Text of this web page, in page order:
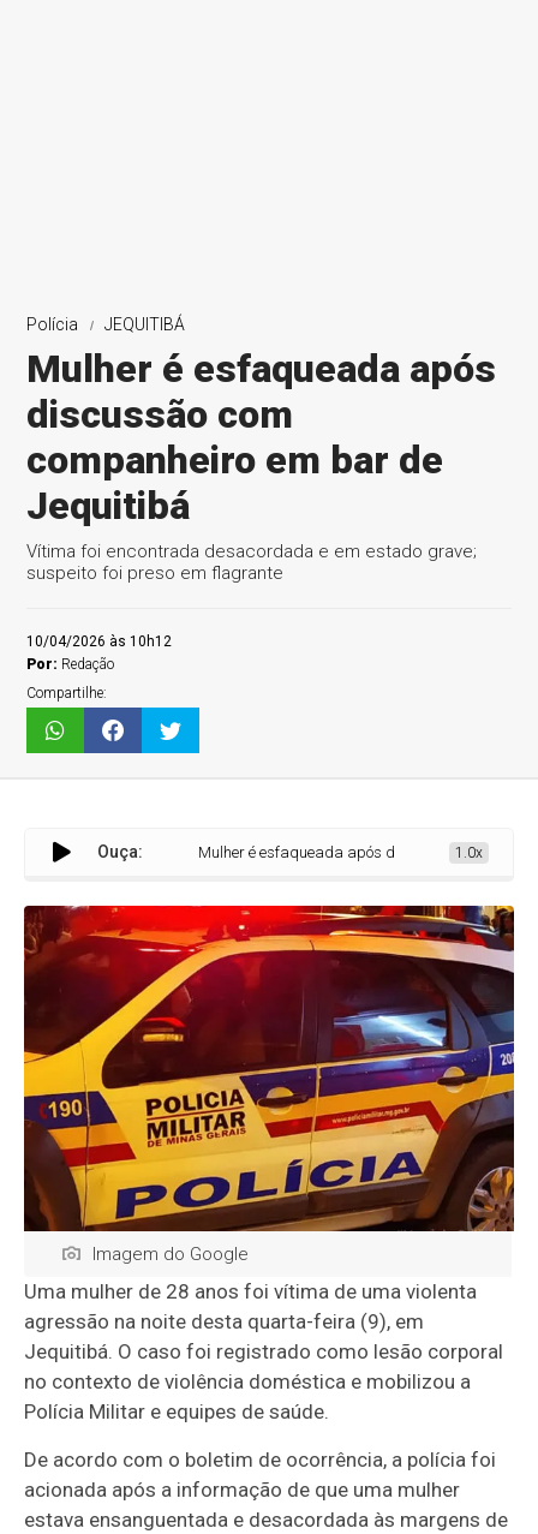
Polícia JEQUITIBÁ
Mulher é esfaqueada após
discussão com
companheiro em bar de
Jequitibá
Vítima foi encontrada desacordada e em estado grave;
suspeito foi preso em flagrante
10/04/2026 às 10h12
Por: Redação
Compartilhe:
Ouça:Mulher é esfaqueada após discussão com companheiro
1.0x
Imagem do Google
Uma mulher de 28 anos foi vítima de uma violenta
agressão na noite desta quarta-feira (9), em
Jequitibá. O caso foi registrado como lesão corporal
no contexto de violência doméstica e mobilizou a
Polícia Militar e equipes de saúde.
De acordo com o boletim de ocorrência, a polícia foi
acionada após a informação de que uma mulher
estava ensanguentada e desacordada às margens de